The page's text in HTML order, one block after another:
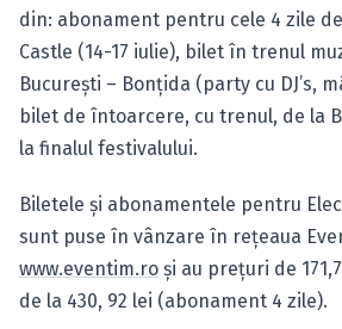
din: abonament pentru cele 4 zile
Castle (14-17 iulie), bilet în trenul
Bucureşti – Bonţida (party cu DJ’s,
bilet de întoarcere, cu trenul, de la
la finalul festivalului.
Biletele şi abonamentele pentru
sunt puse în vânzare în reţeaua
www.eventim.ro şi au preţuri de
de la 430, 92 lei (abonament 4 zile).